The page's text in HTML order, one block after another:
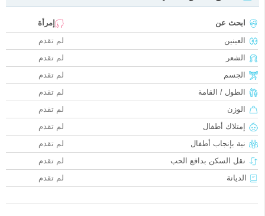
ابحث عن
إمرأة
العينين
لم تقدم
الشعر
لم تقدم
الجسم
لم تقدم
الطول / القامة
لم تقدم
الوزن
لم تقدم
إمتلاك أطفال
لم تقدم
نية بإنجاب أطفال
لم تقدم
نقل السكن بدافع الحب
لم تقدم
الديانة
لم تقدم